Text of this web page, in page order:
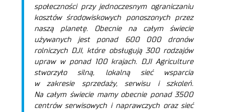
społeczności przy jednoczesnym ograniczaniu
kosztów środowiskowych ponoszonych przez
naszą planetę. Obecnie na całym świecie
używanych jest ponad 600 000 dronów
rolniczych DJI, które obsługują 300 rodzajów
upraw w ponad 100 krajach. DJI Agriculture
stworzyło silną, lokalną sieć wsparcia
w zakresie sprzedaży, serwisu i szkoleń.
Na całym świecie mamy obecnie ponad 3500
centrów serwisowych i naprawczych oraz sieć